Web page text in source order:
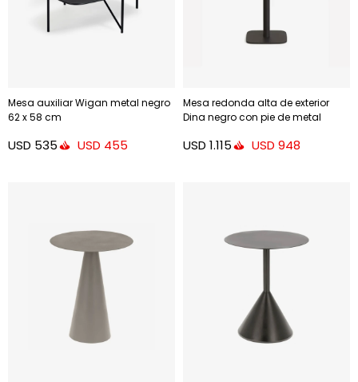
Mesa auxiliar Wigan metal negro
62 x 58 cm
USD 535 USD 455
Mesa redonda alta de exterior
Dina negro con pie de metal
USD 1.115 USD 948